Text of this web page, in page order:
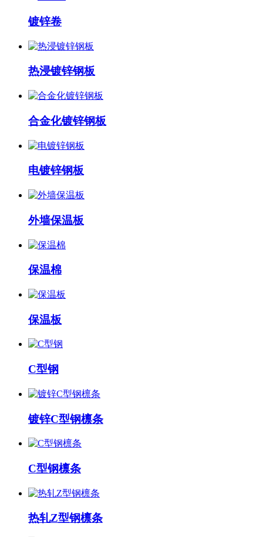
镀锌卷
热浸镀锌钢板
合金化镀锌钢板
电镀锌钢板
外墙保温板
保温棉
保温板
C型钢
镀锌C型钢檩条
C型钢檩条
热轧Z型钢檩条